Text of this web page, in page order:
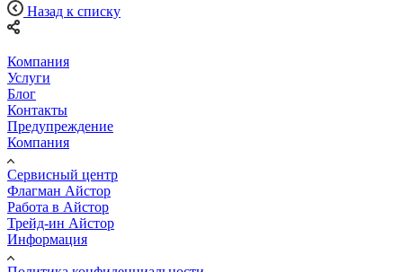
Назад к списку
Компания
Услуги
Блог
Контакты
Предупреждение
Компания
Сервисный центр
Флагман Айстор
Работа в Айстор
Трейд-ин Айстор
Информация